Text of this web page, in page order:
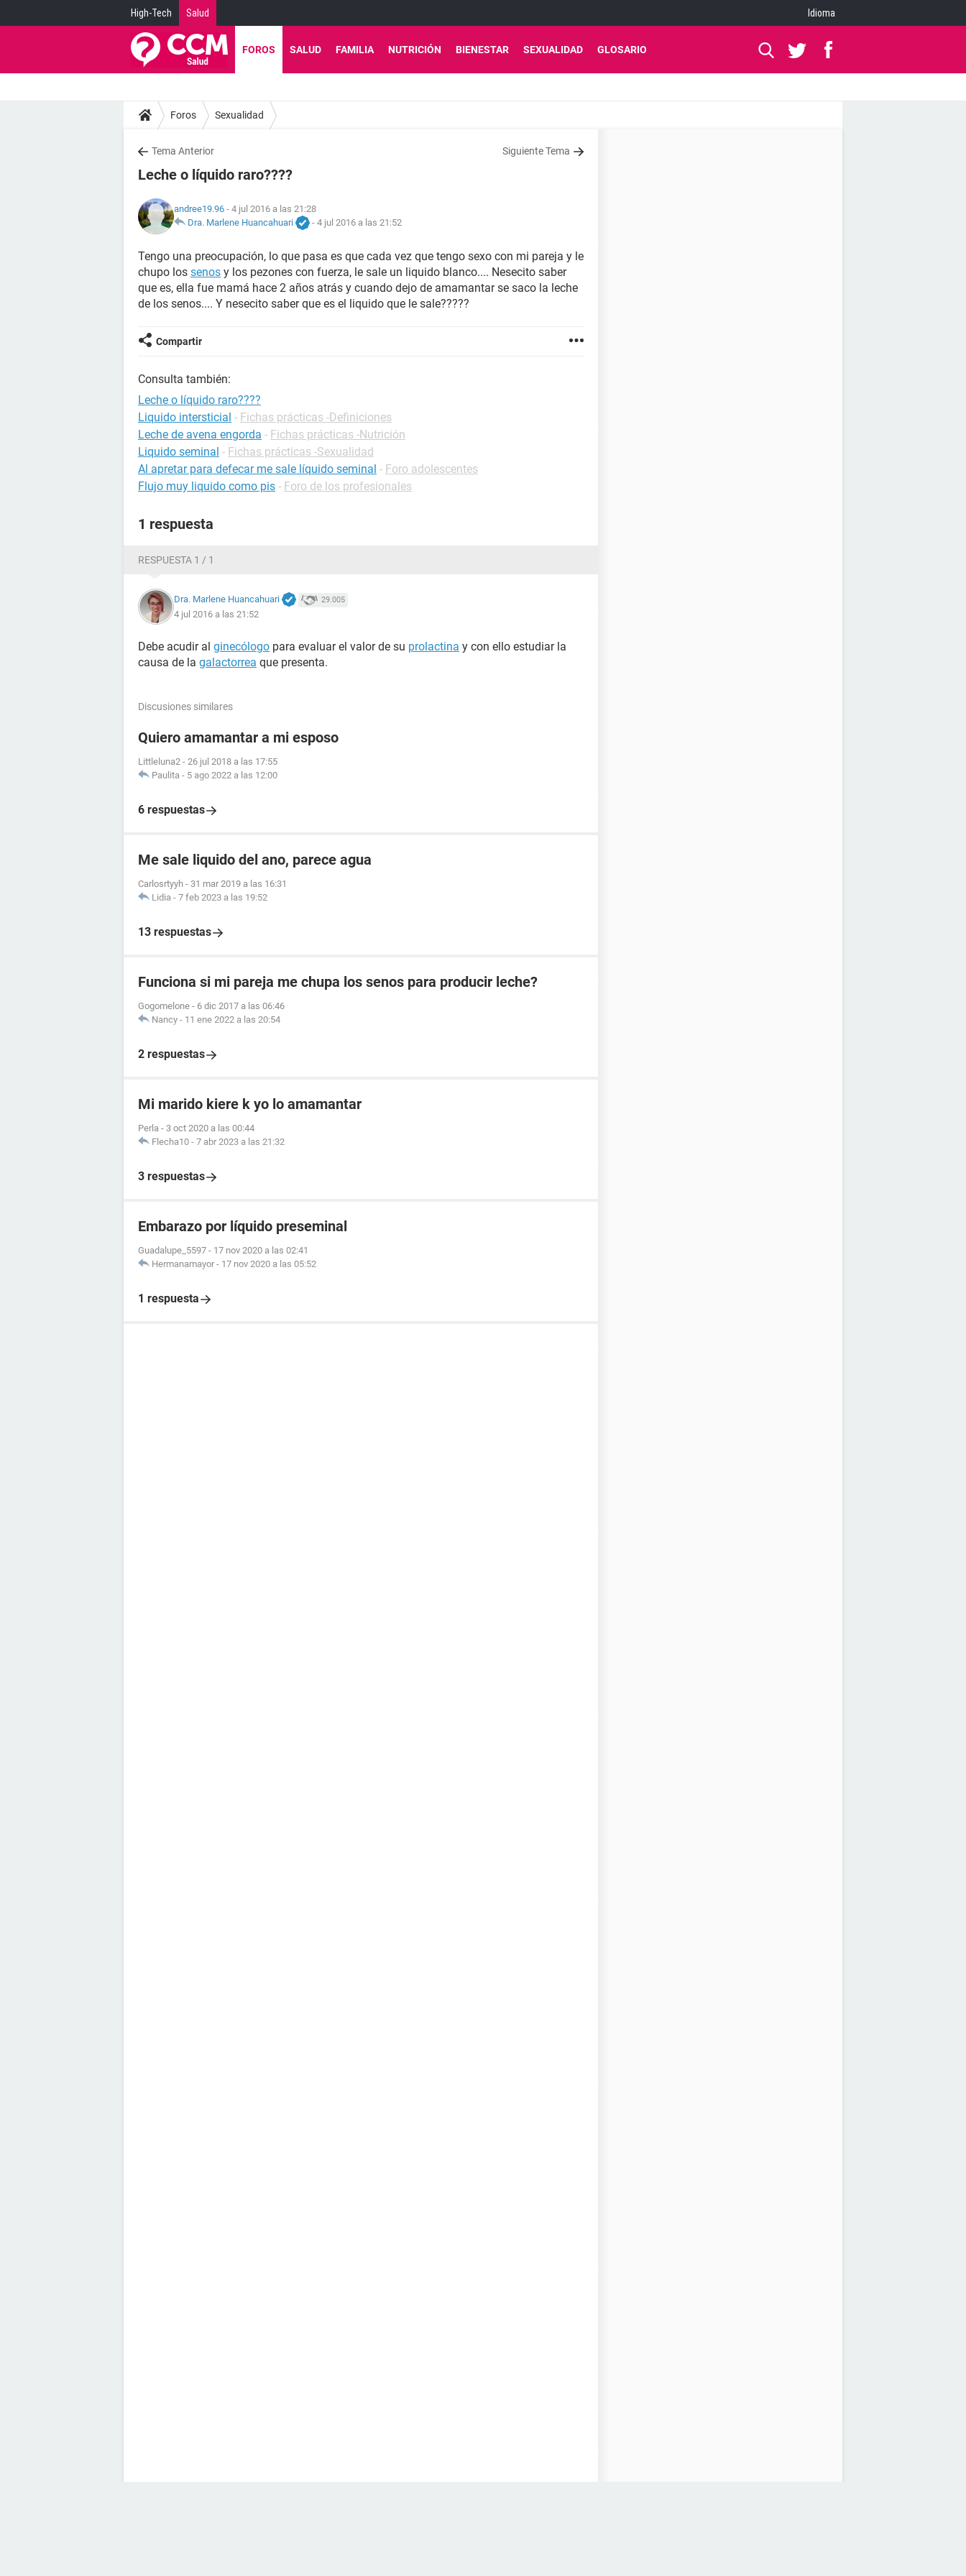
High-Tech Salud Idioma
FOROS SALUD FAMILIA NUTRICIÓN BIENESTAR SEXUALIDAD GLOSARIO
Foros Sexualidad
Tema Anterior Siguiente Tema
Leche o líquido raro????
andree19.96 - 4 jul 2016 a las 21:28
Dra. Marlene Huancahuari
- 4 jul 2016 a las 21:52
Tengo una preocupación, lo que pasa es que cada vez que tengo sexo con mi pareja y le
chupo los senos y los pezones con fuerza, le sale un liquido blanco.... Nesecito saber
que es, ella fue mamá hace 2 años atrás y cuando dejo de amamantar se saco la leche
de los senos.... Y nesecito saber que es el liquido que le sale?????
Compartir
Consulta también:
Leche o líquido raro????
Liquido intersticial - Fichas prácticas -Definiciones
Leche de avena engorda - Fichas prácticas -Nutrición
Liquido seminal - Fichas prácticas -Sexualidad
Al apretar para defecar me sale líquido seminal - Foro adolescentes
Flujo muy liquido como pis - Foro de los profesionales
1 respuesta
RESPUESTA 1 / 1
Dra. Marlene Huancahuari 29.005
4 jul 2016 a las 21:52
Debe acudir al ginecólogo para evaluar el valor de su prolactina y con ello estudiar la
causa de la galactorrea que presenta.
Discusiones similares
Quiero amamantar a mi esposo
Littleluna2 - 26 jul 2018 a las 17:55
Paulita - 5 ago 2022 a las 12:00
6 respuestas
Me sale liquido del ano, parece agua
Carlosrtyyh - 31 mar 2019 a las 16:31
Lidia - 7 feb 2023 a las 19:52
13 respuestas
Funciona si mi pareja me chupa los senos para producir leche?
Gogomelone - 6 dic 2017 a las 06:46
Nancy - 11 ene 2022 a las 20:54
2 respuestas
Mi marido kiere k yo lo amamantar
Perla - 3 oct 2020 a las 00:44
Flecha10 - 7 abr 2023 a las 21:32
3 respuestas
Embarazo por líquido preseminal
Guadalupe_5597 - 17 nov 2020 a las 02:41
Hermanamayor - 17 nov 2020 a las 05:52
1 respuesta